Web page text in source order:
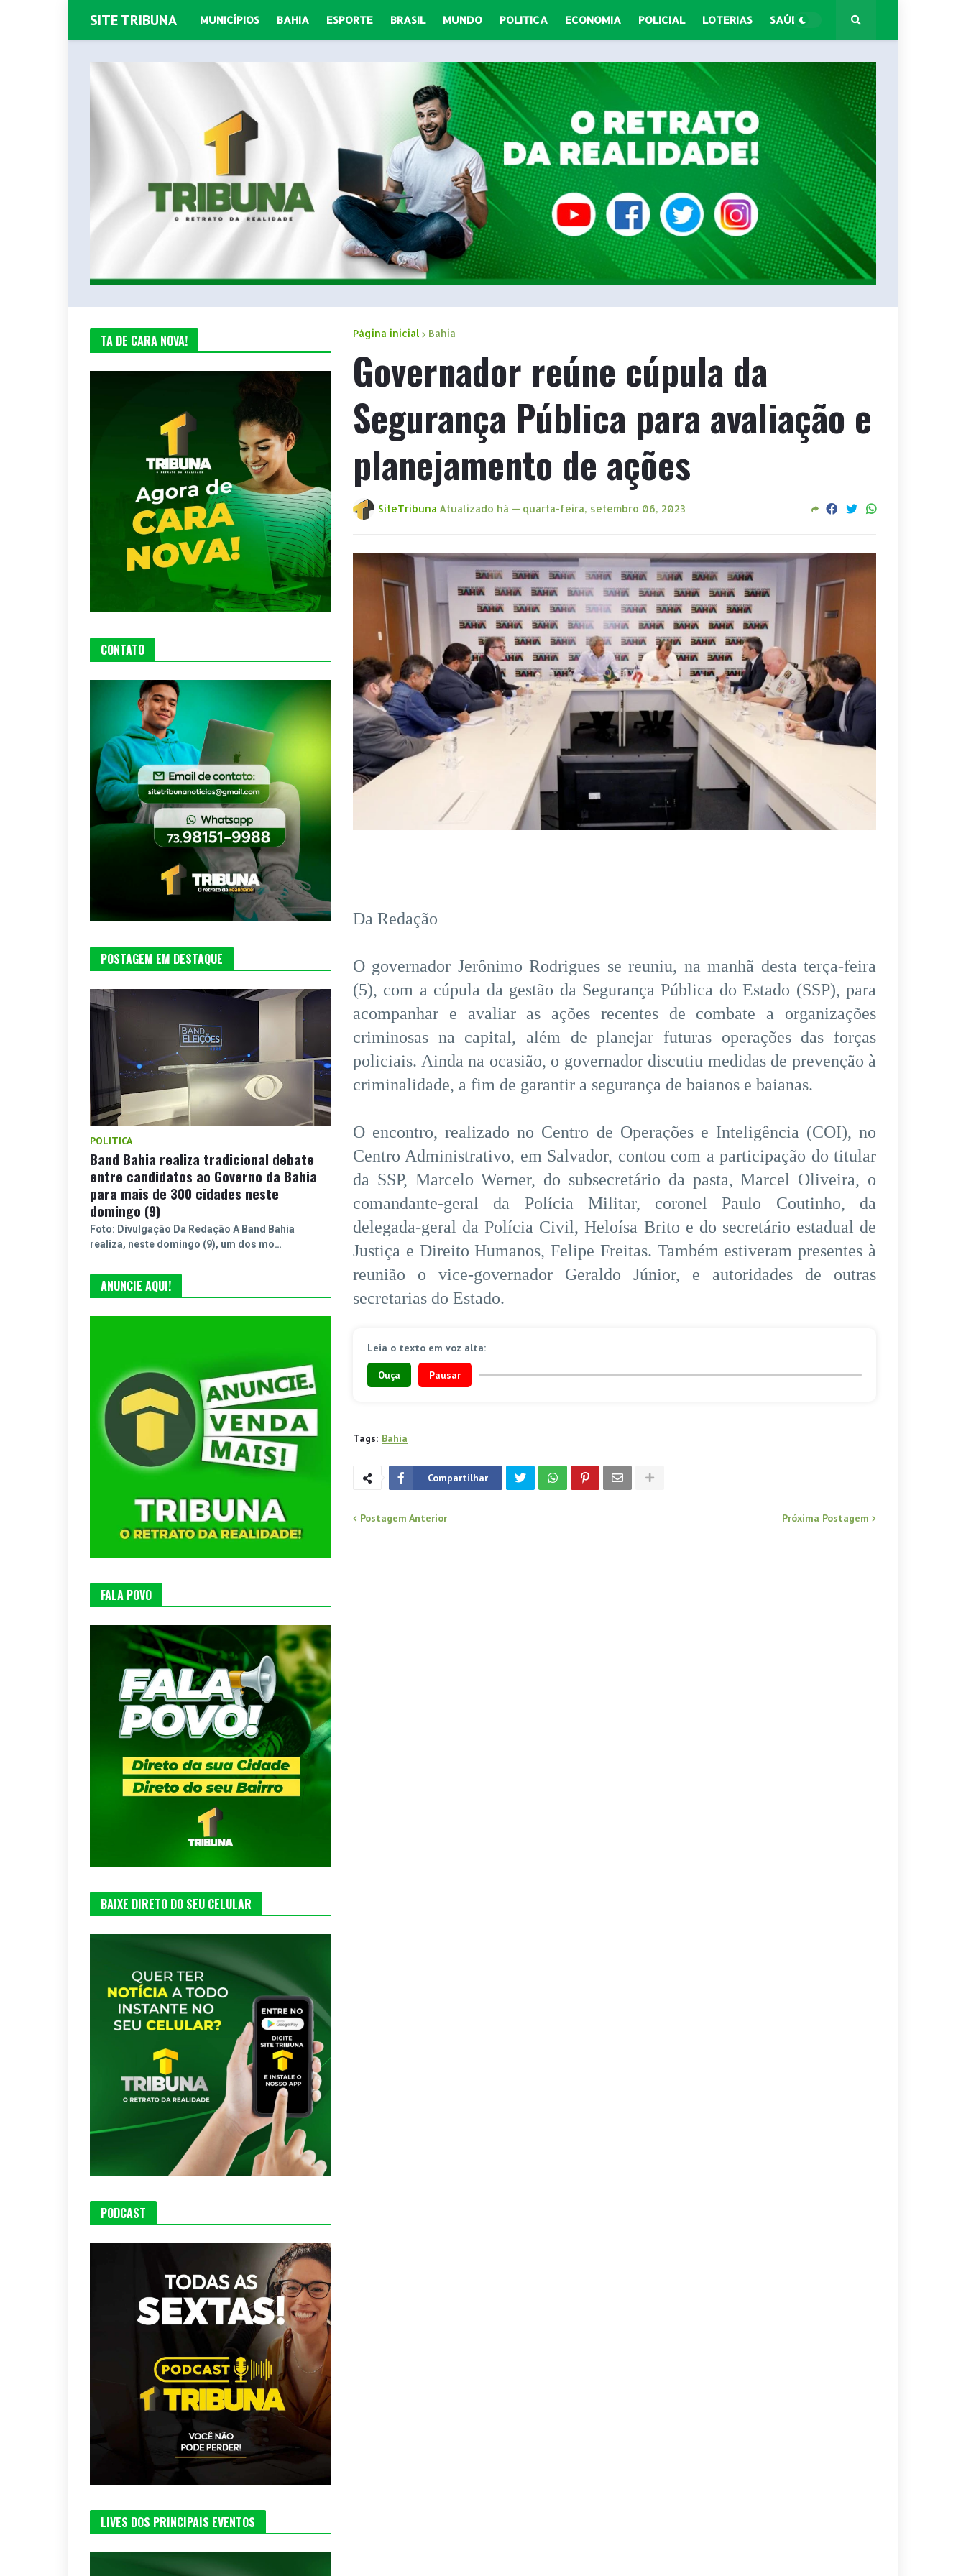
SITE TRIBUNA MUNICÍPIOS BAHIA ESPORTE BRASIL MUNDO POLITICA ECONOMIA POLICIAL LOTERIAS SAÚDE
Página inicial Bahia
Governador reúne cúpula da
Segurança Pública para avaliação e
planejamento de ações
SiteTribuna Atualizado há — quarta-feira, setembro 06, 2023
Da Redação
O governador Jerônimo Rodrigues se reuniu, na manhã desta terça-feira
(5), com a cúpula da gestão da Segurança Pública do Estado (SSP), para
acompanhar e avaliar as ações recentes de combate a organizações
criminosas na capital, além de planejar futuras operações das forças
policiais. Ainda na ocasião, o governador discutiu medidas de prevenção à
criminalidade, a fim de garantir a segurança de baianos e baianas.
O encontro, realizado no Centro de Operações e Inteligência (COI), no
Centro Administrativo, em Salvador, contou com a participação do titular
da SSP, Marcelo Werner, do subsecretário da pasta, Marcel Oliveira, o
comandante-geral da Polícia Militar, coronel Paulo Coutinho, da
delegada-geral da Polícia Civil, Heloísa Brito e do secretário estadual de
Justiça e Direito Humanos, Felipe Freitas. Também estiveram presentes à
reunião o vice-governador Geraldo Júnior, e autoridades de outras
secretarias do Estado.
Leia o texto em voz alta:
Ouça Pausar
Tags: Bahia
Compartilhar
Postagem Anterior Próxima Postagem
TA DE CARA NOVA!
CONTATO
POSTAGEM EM DESTAQUE
POLITICA
Band Bahia realiza tradicional debate
entre candidatos ao Governo da Bahia
para mais de 300 cidades neste
domingo (9)
Foto: Divulgação Da Redação A Band Bahia
realiza, neste domingo (9), um dos mo…
ANUNCIE AQUI!
FALA POVO
BAIXE DIRETO DO SEU CELULAR
PODCAST
LIVES DOS PRINCIPAIS EVENTOS